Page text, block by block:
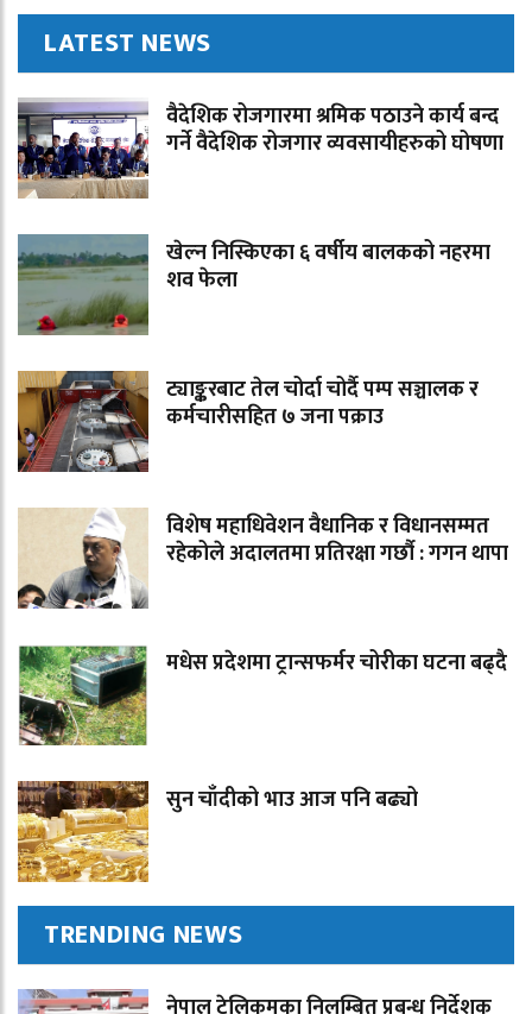
LATEST NEWS
वैदेशिक रोजगारमा श्रमिक पठाउने कार्य बन्द
गर्ने वैदेशिक रोजगार व्यवसायीहरुको घोषणा
खेल्न निस्किएका ६ वर्षीय बालकको नहरमा
शव फेला
ट्याङ्करबाट तेल चोर्दा चोर्दै पम्प सञ्चालक र
कर्मचारीसहित ७ जना पक्राउ
विशेष महाधिवेशन वैधानिक र विधानसम्मत
रहेकोले अदालतमा प्रतिरक्षा गर्छौ : गगन थापा
मधेस प्रदेशमा ट्रान्सफर्मर चोरीका घटना बढ्दै
सुन चाँदीको भाउ आज पनि बढ्यो
TRENDING NEWS